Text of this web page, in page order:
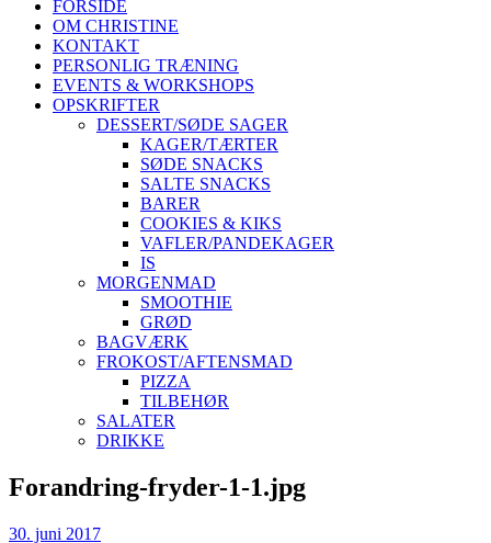
FORSIDE
OM CHRISTINE
KONTAKT
PERSONLIG TRÆNING
EVENTS & WORKSHOPS
OPSKRIFTER
DESSERT/SØDE SAGER
KAGER/TÆRTER
SØDE SNACKS
SALTE SNACKS
BARER
COOKIES & KIKS
VAFLER/PANDEKAGER
IS
MORGENMAD
SMOOTHIE
GRØD
BAGVÆRK
FROKOST/AFTENSMAD
PIZZA
TILBEHØR
SALATER
DRIKKE
Skip
to
Forandring-fryder-1-1.jpg
30. juni 2017